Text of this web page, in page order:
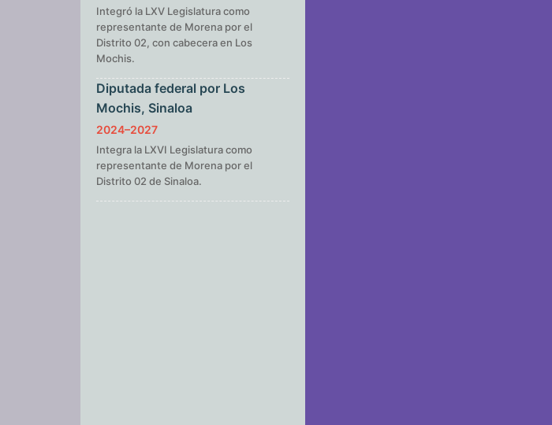
Integró la LXV Legislatura como
representante de Morena por el
Distrito 02, con cabecera en Los
Mochis.
Diputada federal por Los
Mochis, Sinaloa
2024–2027
Integra la LXVI Legislatura como
representante de Morena por el
Distrito 02 de Sinaloa.